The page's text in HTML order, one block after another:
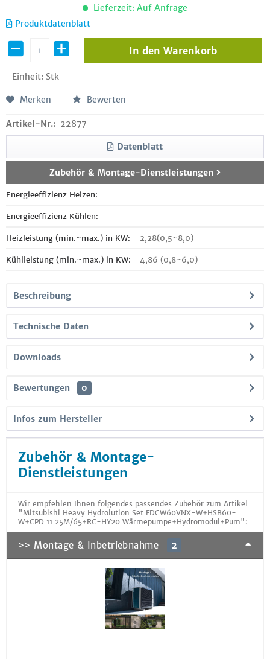
Lieferzeit: Auf Anfrage
Produktdatenblatt
Einheit: Stk
In den Warenkorb
Merken Bewerten
Artikel-Nr.: 22877
Datenblatt
Zubehör & Montage-Dienstleistungen
Energieeffizienz Heizen:
Energieeffizienz Kühlen:
Heizleistung (min.~max.) in KW: 2,28(0,5~8,0)
Kühlleistung (min.~max.) in KW: 4,86 (0,8~6,0)
Beschreibung
Technische Daten
Downloads
Bewertungen 0
Infos zum Hersteller
Zubehör & Montage-
Dienstleistungen
Wir empfehlen Ihnen folgendes passendes Zubehör zum Artikel
"Mitsubishi Heavy Hydrolution Set FDCW60VNX-W+HSB60-
W+CPD 11 25M/65+RC-HY20 Wärmepumpe+Hydromodul+Pum":
>> Montage & Inbetriebnahme 2